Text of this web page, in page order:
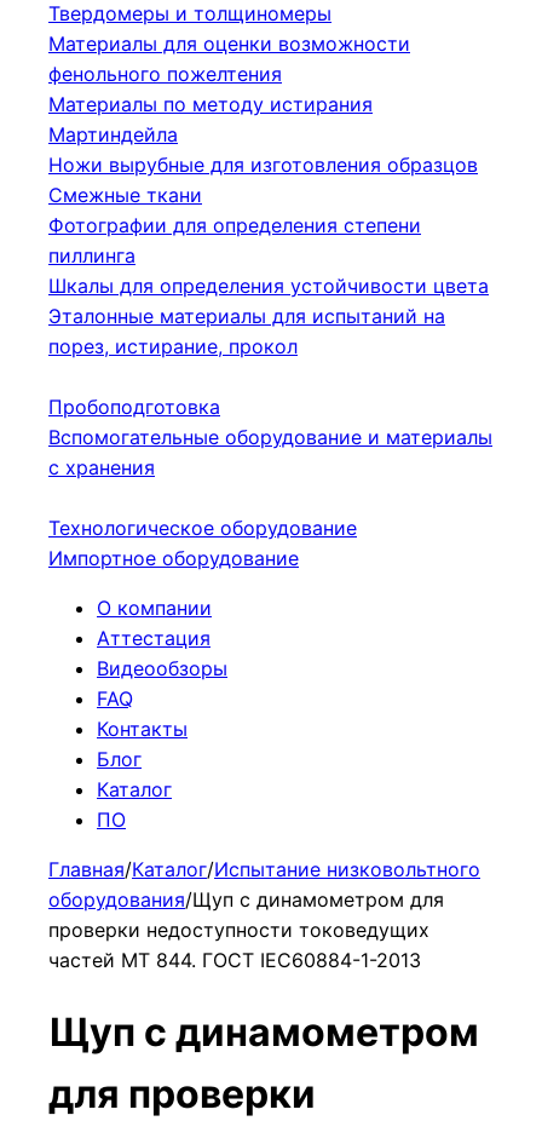
Твердомеры и толщиномеры
Материалы для оценки возможности
фенольного пожелтения
Материалы по методу истирания
Мартиндейла
Ножи вырубные для изготовления образцов
Смежные ткани
Фотографии для определения степени
пиллинга
Шкалы для определения устойчивости цвета
Эталонные материалы для испытаний на
порез, истирание, прокол
Пробоподготовка
Вспомогательные оборудование и материалы
с хранения
Технологическое оборудование
Импортное оборудование
О компании
Аттестация
Видеообзоры
FAQ
Контакты
Блог
Каталог
ПО
Главная/Каталог/Испытание низковольтного
оборудования/Щуп с динамометром для
проверки недоступности токоведущих
частей МТ 844. ГОСТ IEC60884-1-2013
Щуп с динамометром
для проверки